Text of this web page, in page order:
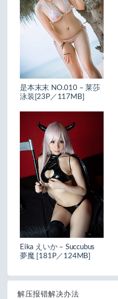
是本末末 NO.010 – 莱莎
泳装[23P／117MB]
Eika えいか – Succubus
夢魔 [181P／124MB]
解压报错解决办法